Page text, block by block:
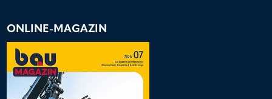
ONLINE-MAGAZIN